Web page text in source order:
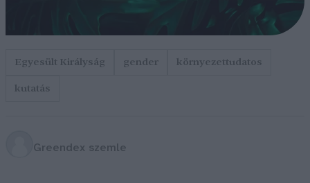
Egyesült Királyság gender
környezettudatos
kutatás
Greendex szemle